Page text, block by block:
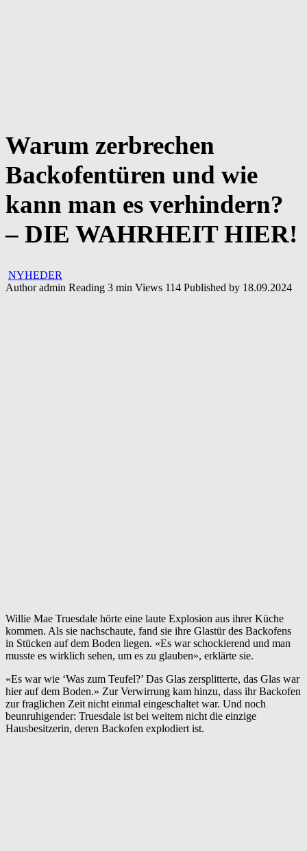
Warum zerbrechen
Backofentüren und wie
kann man es verhindern?
– DIE WAHRHEIT HIER!
NYHEDER
Author admin Reading 3 min Views 114 Published by 18.09.2024
Willie Mae Truesdale hörte eine laute Explosion aus ihrer Küche
kommen. Als sie nachschaute, fand sie ihre Glastür des Backofens
in Stücken auf dem Boden liegen. «Es war schockierend und man
musste es wirklich sehen, um es zu glauben», erklärte sie.
«Es war wie ‘Was zum Teufel?’ Das Glas zersplitterte, das Glas war
hier auf dem Boden.» Zur Verwirrung kam hinzu, dass ihr Backofen
zur fraglichen Zeit nicht einmal eingeschaltet war. Und noch
beunruhigender: Truesdale ist bei weitem nicht die einzige
Hausbesitzerin, deren Backofen explodiert ist.